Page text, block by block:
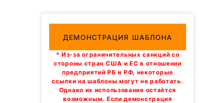
ДЕМОНСТРАЦИЯ ШАБЛОНА
* Из-за ограничительных санкций со
стороны стран США и ЕС в отношении
предприятий РБ и РФ, некоторые
ссылки на шаблоны могут не работать.
Однако их использование остаётся
возможным. Если демонстрация